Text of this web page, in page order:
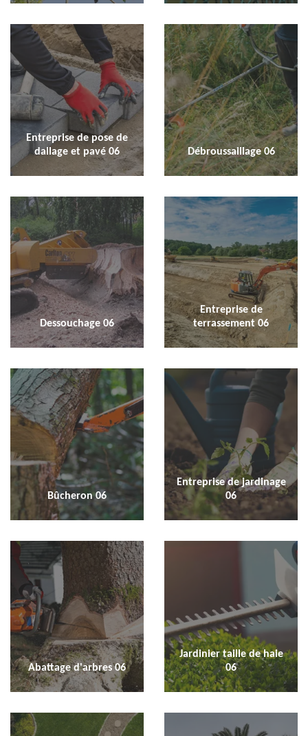
Entreprise de pose de
dallage et pavé 06
Débroussaillage 06
Dessouchage 06
Entreprise de
terrassement 06
Bûcheron 06
Entreprise de jardinage
06
Abattage d'arbres 06
Jardinier taille de haie
06